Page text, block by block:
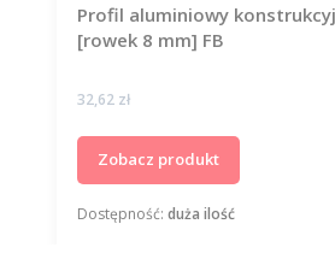
Profil aluminiowy konstrukcyjny 30x30
[rowek 8 mm] FB
Cena
32,62 zł
Zobacz produkt
Dostępność: duża ilość